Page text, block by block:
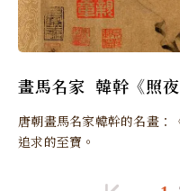
畫馬名家 韓幹《照夜
唐朝畫馬名家韓幹的名畫：
追求的至寶。